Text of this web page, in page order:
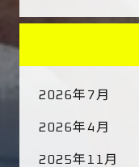
2026年7月
2026年4月
2025年11月